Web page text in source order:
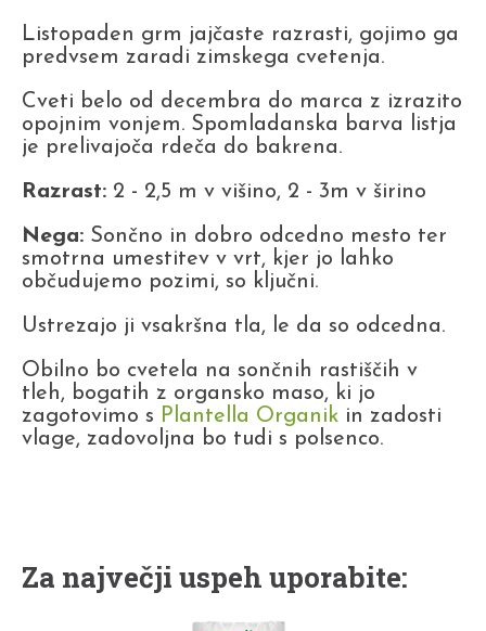
Listopaden grm jajčaste razrasti, gojimo ga
predvsem zaradi zimskega cvetenja.
Cveti belo od decembra do marca z izrazito
opojnim vonjem. Spomladanska barva listja
je prelivajoča rdeča do bakrena.
Razrast: 2 - 2,5 m v višino, 2 - 3m v širino
Nega: Sončno in dobro odcedno mesto ter
smotrna umestitev v vrt, kjer jo lahko
občudujemo pozimi, so ključni.
Ustrezajo ji vsakršna tla, le da so odcedna.
Obilno bo cvetela na sončnih rastiščih v
tleh, bogatih z organsko maso, ki jo
zagotovimo s Plantella Organik in zadosti
vlage, zadovoljna bo tudi s polsenco.
Za največji uspeh uporabite: